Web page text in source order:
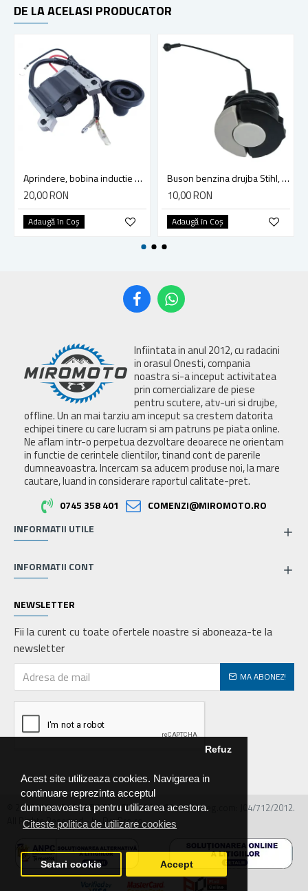
Acest site utilizeaza cookies. Navigarea in
continuare reprezinta acceptul
dumneavoastra pentru utilizarea acestora.
Citeste politica de utilizare cookies
Refuz
Setari cookie Accept
DE LA ACELASI PRODUCATOR
Aprindere, bobina inductie motocoasa chinezeasca TL43 TL 52, Ruris Dac 210, Dac 310
20,00 RON
Adaugă în Coş
Buson benzina drujba Stihl, model cu clapeta
10,00 RON
Adaugă în Coş
Infiintata in anul 2012, cu radacini
in orasul Onesti, compania
noastra si-a inceput activitatea
prin comercializare de piese
pentru scutere, atv-uri si drujbe,
offline. Un an mai tarziu am inceput sa crestem datorita
echipei tinere cu care lucram si am patruns pe piata online.
Ne aflam intr-o perpetua dezvoltare deoarece ne orientam
in functie de cerintele clientilor, tinand cont de parerile
dumneavoastra. Incercam sa aducem produse noi, la mare
cautare, luand in considerare raportul calitate-pret.
0745 358 401
COMENZI@MIROMOTO.RO
INFORMATII UTILE
INFORMATII CONT
NEWSLETTER
Fii la curent cu toate ofertele noastre si aboneaza-te la
newsletter
MA ABONEZ!
© 2026 MIRALEX PARTS SRL, CIF: RO30468586, Nr.reg.com: J04/712/2012.
All Rights Reserved - by DevPro.ro